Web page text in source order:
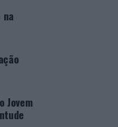
Barcelos continua a
formação
contribuindo
o aumento da
capital humano do
e Cultura de Barcelos
importante
Jovem